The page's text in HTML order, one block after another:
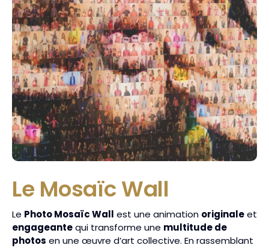
Le Mosaïc Wall
Le Photo Mosaïc Wall est une animation originaleet
engageantequi transforme une multitude de
photos en une œuvre d’art collective. En rassemblant